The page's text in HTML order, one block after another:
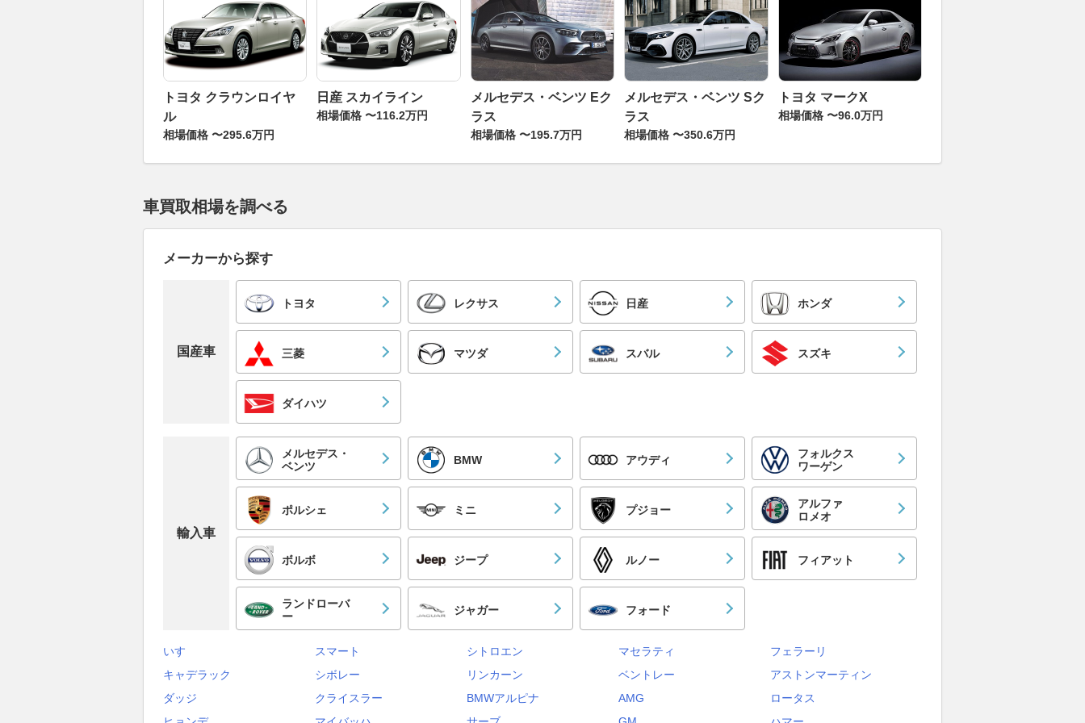
トヨタ クラウンロイヤ
ル
相場価格 〜295.6万円
日産 スカイライン
相場価格 〜116.2万円
メルセデス・ベンツ Eク
ラス
相場価格 〜195.7万円
メルセデス・ベンツ Sク
ラス
相場価格 〜350.6万円
トヨタ マークX
相場価格 〜96.0万円
車買取相場を調べる
メーカーから探す
国産車
トヨタ レクサス 日産 ホンダ
三菱 マツダ スバル スズキ
ダイハツ
輸入車
メルセデス・
ベンツ
BMW アウディ
フォルクス
ワーゲン
ポルシェ ミニ プジョー
アルファ
ロメオ
ボルボ ジープ ルノー フィアット
ランドローバ
ー
ジャガー フォード
いすゞ スマート シトロエン マセラティ
フェラーリ
キャデラック
シボレー リンカーン ベントレー
アストンマーティン
ダッジ
クライスラー BMWアルピナ AMG
ロータス